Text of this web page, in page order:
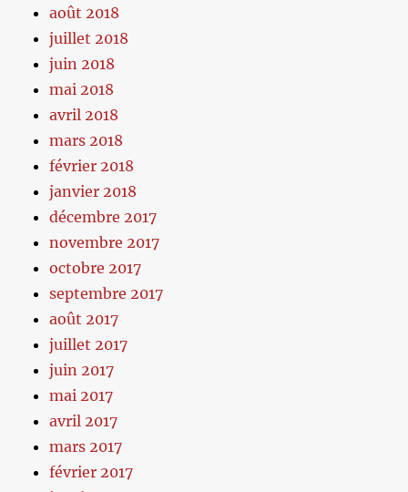
août 2018
juillet 2018
juin 2018
mai 2018
avril 2018
mars 2018
février 2018
janvier 2018
décembre 2017
novembre 2017
octobre 2017
septembre 2017
août 2017
juillet 2017
juin 2017
mai 2017
avril 2017
mars 2017
février 2017